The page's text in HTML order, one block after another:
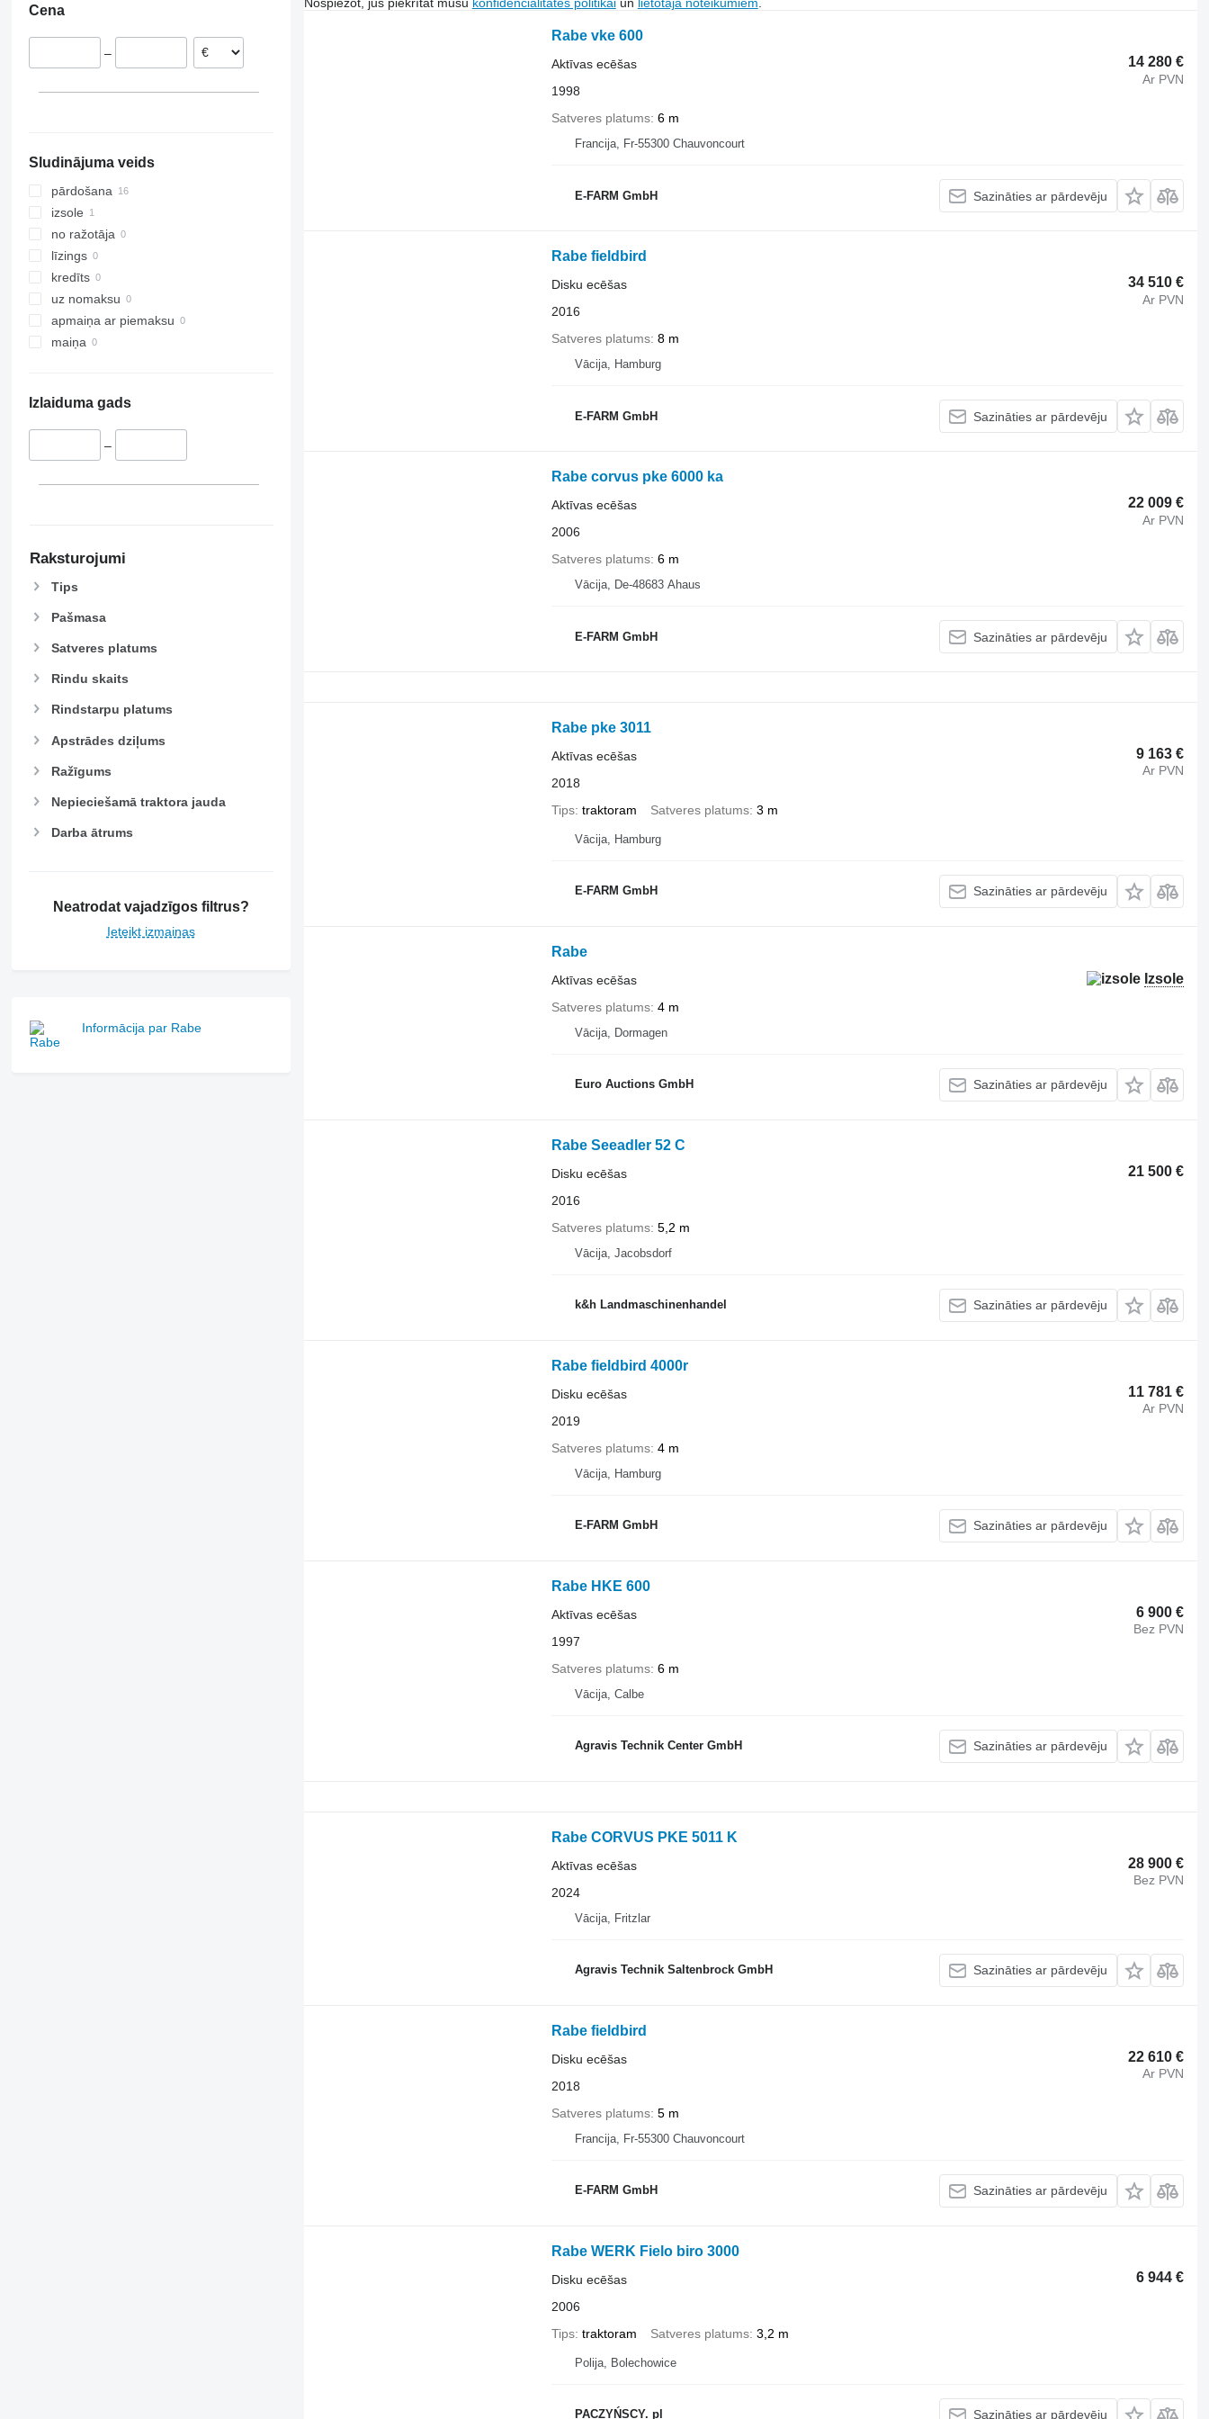
Austrija
Cena
–
Sludinājuma veids
pārdošana
izsole
no ražotāja
līzings
kredīts
uz nomaksu
apmaiņa ar piemaksu
maiņa
Izlaiduma gads
–
Raksturojumi
Tips
Pašmasa
Satveres platums
Rindu skaits
Rindstarpu platums
Apstrādes dziļums
Ražīgums
Nepieciešamā traktora jauda
Darba ātrums
Neatrodat vajadzīgos filtrus?
Ieteikt izmaiņas
Informācija par Rabe
Rabe vke 600
14 280 €
Ar PVN
Aktīvas ecēšas
1998
Satveres platums 6 m
Francija, Fr-55300 Chauvoncourt
E-FARM GmbH Sazināties ar pārdevēju
Rabe fieldbird
34 510 €
Ar PVN
Disku ecēšas
2016
Satveres platums 8 m
Vācija, Hamburg
E-FARM GmbH Sazināties ar pārdevēju
Rabe corvus pke 6000 ka
22 009 €
Ar PVN
Aktīvas ecēšas
2006
Satveres platums 6 m
Vācija, De-48683 Ahaus
E-FARM GmbH Sazināties ar pārdevēju
Rabe pke 3011
9 163 €
Ar PVN
Aktīvas ecēšas
2018
Tips traktoram Satveres platums 3 m
Vācija, Hamburg
E-FARM GmbH Sazināties ar pārdevēju
Rabe
Izsole
Aktīvas ecēšas
Satveres platums 4 m
Vācija, Dormagen
Euro Auctions GmbH Sazināties ar pārdevēju
Rabe Seeadler 52 C
21 500 €
Disku ecēšas
2016
Satveres platums 5,2 m
Vācija, Jacobsdorf
k&h Landmaschinenhandel Sazināties ar pārdevēju
Rabe fieldbird 4000r
11 781 €
Ar PVN
Disku ecēšas
2019
Satveres platums 4 m
Vācija, Hamburg
E-FARM GmbH Sazināties ar pārdevēju
Rabe HKE 600
6 900 €
Bez PVN
Aktīvas ecēšas
1997
Satveres platums 6 m
Vācija, Calbe
Agravis Technik Center GmbH Sazināties ar pārdevēju
Rabe CORVUS PKE 5011 K
28 900 €
Bez PVN
Aktīvas ecēšas
2024
Vācija, Fritzlar
Agravis Technik Saltenbrock GmbH Sazināties ar pārdevēju
Rabe fieldbird
22 610 €
Ar PVN
Disku ecēšas
2018
Satveres platums 5 m
Francija, Fr-55300 Chauvoncourt
E-FARM GmbH Sazināties ar pārdevēju
Rabe WERK Fielo biro 3000
6 944 €
Disku ecēšas
2006
Tips traktoram Satveres platums 3,2 m
Polija, Bolechowice
PACZYŃSCY. pl Sazināties ar pārdevēju